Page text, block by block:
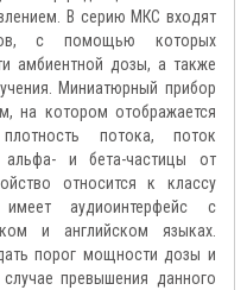
В серию МКС входят
с помощью которых
амбиентной дозы, а также
Миниатюрный прибор
на котором отображается
потока, поток
и бета-частицы от
относится к классу
аудиоинтерфейс с
и английском языках.
порог мощности дозы и
превышения данного